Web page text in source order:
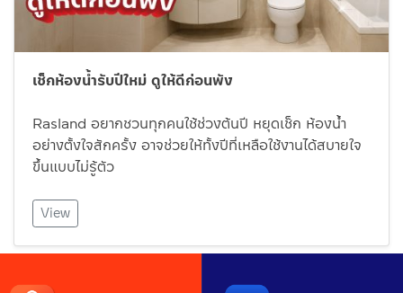
เช็กห้องน้ำรับปีใหม่ ดูให้ดีก่อนพัง
Rasland อยากชวนทุกคนใช้ช่วงต้นปี หยุดเช็ก ห้องน้ำ
อย่างตั้งใจสักครั้ง อาจช่วยให้ทั้งปีที่เหลือใช้งานได้สบายใจ
ขึ้นแบบไม่รู้ตัว
View